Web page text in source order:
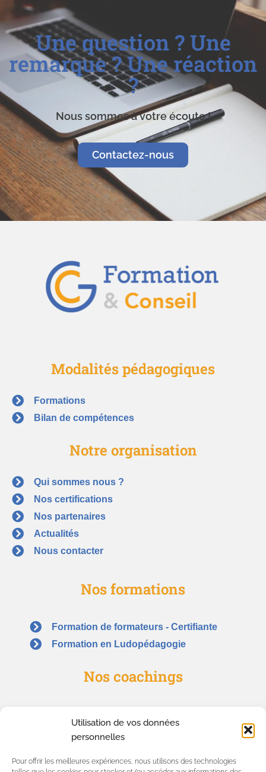
Utilisation de vos données
personnelles
Pour offrir les meilleures expériences, nous utilisons des technologies
Une question ? Une
remarque ? Une réaction
?
Nous sommes à votre écoute !
Contactez-nous
Modalités pédagogiques
Formations
Bilan de compétences
Notre organisation
Qui sommes nous ?
Nos certifications
Nos partenaires
Actualités
Nous contacter
Nos formations
Formation de formateurs - Certifiante
Formation en Ludopédagogie
Nos coachings
Bilan de compétences